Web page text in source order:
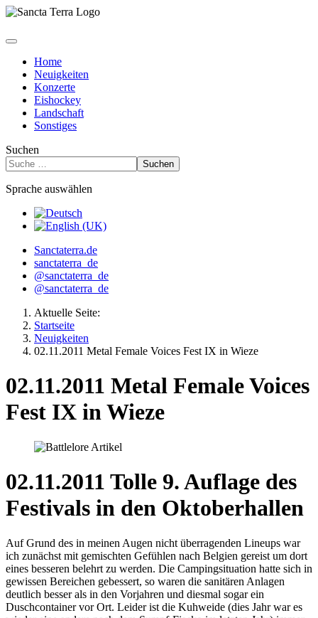
Home
Neuigkeiten
Konzerte
Eishockey
Landschaft
Sonstiges
Suchen
Suchen
Sprache auswählen
Sanctaterra.de
sanctaterra_de
@sanctaterra_de
@sanctaterra_de
Aktuelle Seite:
Startseite
Neuigkeiten
02.11.2011 Metal Female Voices Fest IX in Wieze
02.11.2011 Metal Female Voices
Fest IX in Wieze
02.11.2011 Tolle 9. Auflage des
Festivals in den Oktoberhallen
Auf Grund des in meinen Augen nicht überragenden Lineups war
ich zunächst mit gemischten Gefühlen nach Belgien gereist um dort
eines besseren belehrt zu werden. Die Campingsituation hatte sich in
gewissen Bereichen gebessert, so waren die sanitären Anlagen
deutlich besser als in den Vorjahren und diesmal sogar ein
Duschcontainer vor Ort. Leider ist die Kuhweide (dies Jahr war es